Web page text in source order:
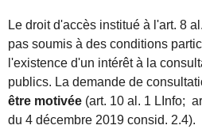
Le droit d'accès institué à l'art. 8
pas soumis à des conditions
l'existence d'un intérêt à la
publics. La demande de
être motivée (art. 10 al. 1 LInfo;
du 4 décembre 2019 consid. 2.4).